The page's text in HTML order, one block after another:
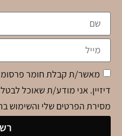
מאשר/ת קבלת חומר פרסומי
דיזיין. אני מודע/ת שאוכל
מסירת הפרטים שלי והשימוש